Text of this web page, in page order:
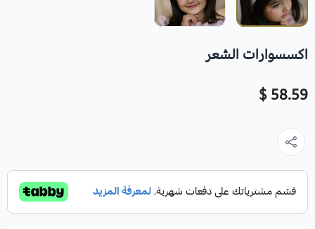
اكسسوارات الشعر
58.59 $